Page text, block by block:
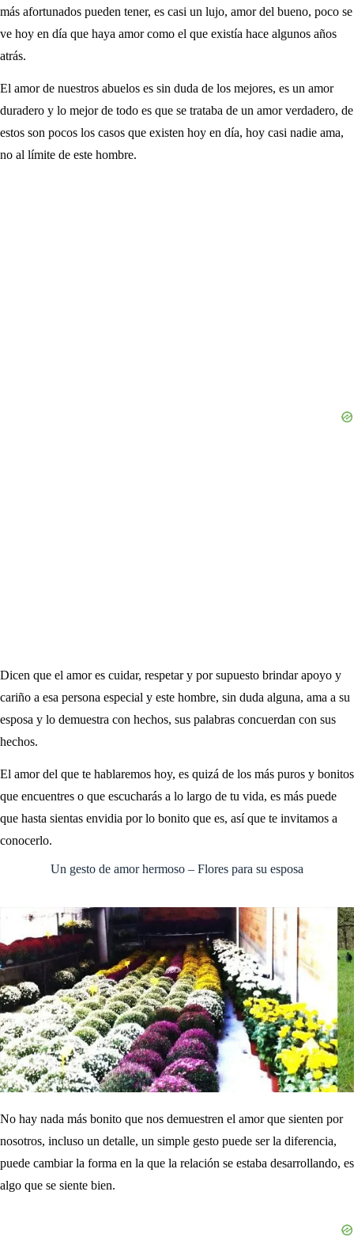
más afortunados pueden tener, es casi un lujo, amor del bueno, poco se
ve hoy en día que haya amor como el que existía hace algunos años
atrás.
El amor de nuestros abuelos es sin duda de los mejores, es un amor
duradero y lo mejor de todo es que se trataba de un amor verdadero, de
estos son pocos los casos que existen hoy en día, hoy casi nadie ama,
no al límite de este hombre.
Dicen que el amor es cuidar, respetar y por supuesto brindar apoyo y
cariño a esa persona especial y este hombre, sin duda alguna, ama a su
esposa y lo demuestra con hechos, sus palabras concuerdan con sus
hechos.
El amor del que te hablaremos hoy, es quizá de los más puros y bonitos
que encuentres o que escucharás a lo largo de tu vida, es más puede
que hasta sientas envidia por lo bonito que es, así que te invitamos a
conocerlo.
Un gesto de amor hermoso – Flores para su esposa
No hay nada más bonito que nos demuestren el amor que sienten por
nosotros, incluso un detalle, un simple gesto puede ser la diferencia,
puede cambiar la forma en la que la relación se estaba desarrollando, es
algo que se siente bien.